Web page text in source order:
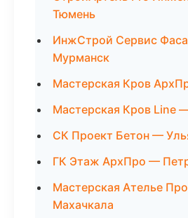
Тюмень
ИнжСтрой Сервис
Мурманск
Мастерская Кров
Мастерская Кров Line
СК Проект Бетон —
ГК Этаж АрхПро —
Мастерская Ателье
Махачкала